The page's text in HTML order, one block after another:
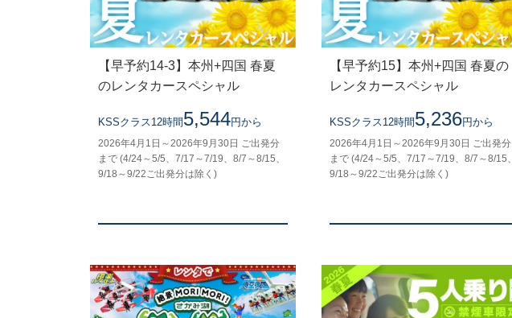
【早予約14-3】本州+四国 春夏
のレンタカースペシャル
KSSクラス12時間 5,544円から
2026年4月1日～2026年9月30日 ご出発分
まで (4/24～5/5、7/17～7/19、8/7～8/15、
9/18～9/22ご出発分は除く)
【早予約15】本州+四国 春夏の
レンタカースペシャル
KSSクラス12時間 5,236円から
2026年4月1日～2026年9月30日 ご出発分
まで (4/24～5/5、7/17～7/19、8/7～8/15、
9/18～9/22ご出発分は除く)